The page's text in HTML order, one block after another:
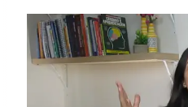
não
pode
perder!